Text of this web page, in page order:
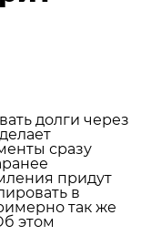
долги через
сразу
придут
в
так же
этом